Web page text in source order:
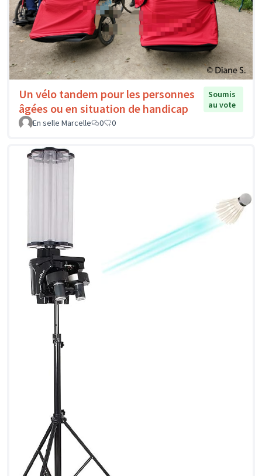
Un vélo tandem pour les personnes
âgées ou en situation de handicap
Soumis
au vote
En selle Marcelle
0 0